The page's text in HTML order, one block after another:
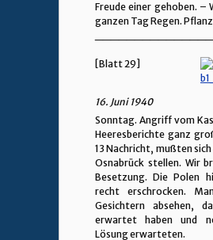
Freude einer gehoben. –
ganzen Tag Regen.
[Blatt 29]
16. Juni 1940
Sonntag. Angriff vom
Heeresberichte ganz
13 Nachricht, mußten sich
Osnabrück stellen. Wir
Besetzung. Die Polen
recht erschrocken.
Gesichtern absehen,
erwartet haben und
Lösung erwarteten.